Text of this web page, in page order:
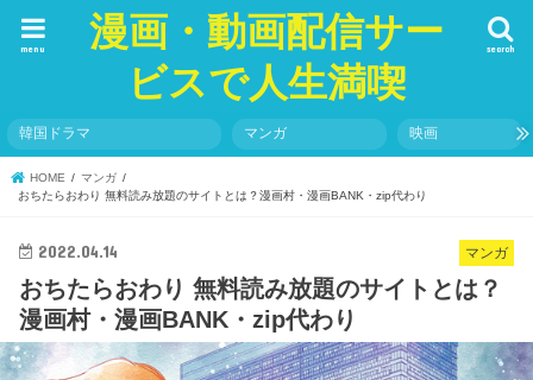
漫画・動画配信サー
ビスで人生満喫
search
menu
韓国ドラマ マンガ 映画
HOME
マンガ
おちたらおわり 無料読み放題のサイトとは？漫画村・漫画BANK・zip代わり
マンガ
2022.04.14
おちたらおわり 無料読み放題のサイトとは？
漫画村・漫画BANK・zip代わり